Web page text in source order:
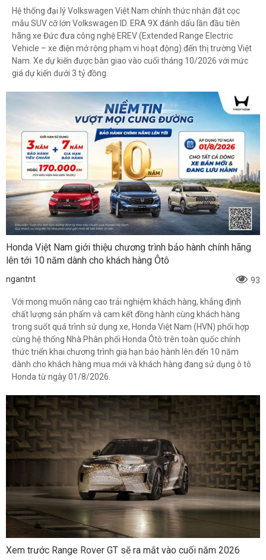
Hệ thống đại lý Volkswagen Việt Nam chính thức nhận đặt cọc
mẫu SUV cỡ lớn Volkswagen ID. ERA 9X đánh dấu lần đầu tiên
hãng xe Đức đưa công nghệ EREV (Extended Range Electric
Vehicle – xe điện mở rộng phạm vi hoạt động) đến thị trường Việt
Nam. Xe dự kiến được bàn giao vào cuối tháng 10/2026 với mức
giá dự kiến dưới 3 tỷ đồng.
Honda Việt Nam giới thiệu chương trình bảo hành chính hãng
lên tới 10 năm dành cho khách hàng Ôtô
ngantnt 93
Với mong muốn nâng cao trải nghiệm khách hàng, khẳng định
chất lượng sản phẩm và cam kết đồng hành cùng khách hàng
trong suốt quá trình sử dụng xe, Honda Việt Nam (HVN) phối hợp
cùng hệ thống Nhà Phân phối Honda Ôtô trên toàn quốc chính
thức triển khai chương trình gia hạn bảo hành lên đến 10 năm
dành cho khách hàng mua mới và khách hàng đang sử dụng ô tô
Honda từ ngày 01/8/2026.
Xem trước Range Rover GT sẽ ra mắt vào cuối năm 2026